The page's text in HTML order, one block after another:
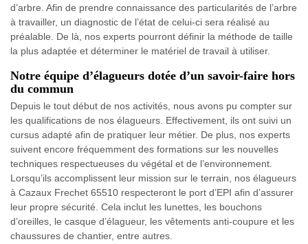
d’arbre. Afin de prendre connaissance des particularités de l’arbre
à travailler, un diagnostic de l’état de celui-ci sera réalisé au
préalable. De là, nos experts pourront définir la méthode de taille
la plus adaptée et déterminer le matériel de travail à utiliser.
Notre équipe d’élagueurs dotée d’un savoir-faire hors
du commun
Depuis le tout début de nos activités, nous avons pu compter sur
les qualifications de nos élagueurs. Effectivement, ils ont suivi un
cursus adapté afin de pratiquer leur métier. De plus, nos experts
suivent encore fréquemment des formations sur les nouvelles
techniques respectueuses du végétal et de l’environnement.
Lorsqu’ils accomplissent leur mission sur le terrain, nos élagueurs
à Cazaux Frechet 65510 respecteront le port d’EPI afin d’assurer
leur propre sécurité. Cela inclut les lunettes, les bouchons
d’oreilles, le casque d’élagueur, les vêtements anti-coupure et les
chaussures de chantier, entre autres.